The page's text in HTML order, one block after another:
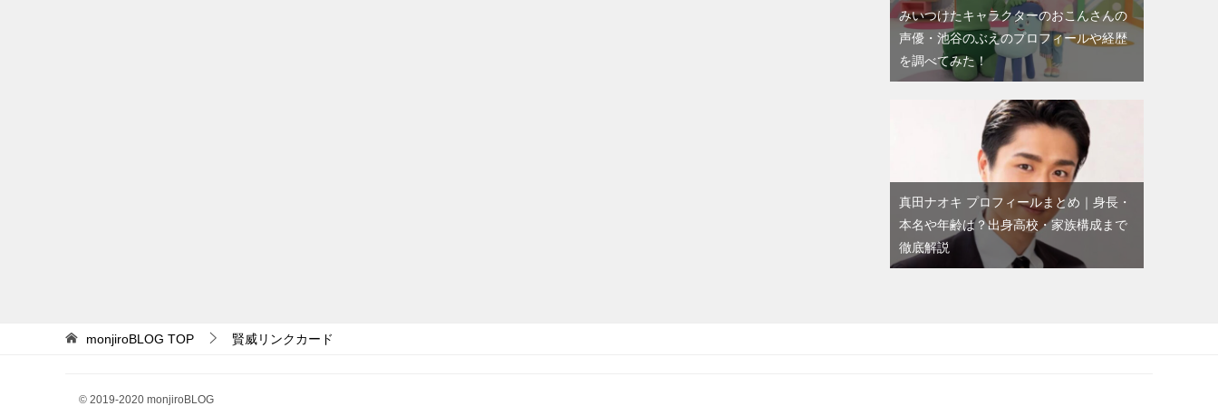
みいつけたキャラクターのおこんさんの
声優・池谷のぶえのプロフィールや経歴
を調べてみた！
真田ナオキ プロフィールまとめ｜身長・
本名や年齢は？出身高校・家族構成まで
徹底解説
monjiroBLOG TOP 賢威リンクカード
© 2019-2020 monjiroBLOG